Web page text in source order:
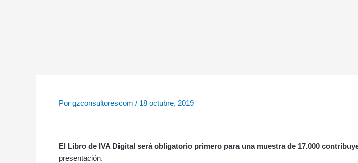
Por gzconsultorescom / 18 octubre, 2019
El Libro de IVA Digital será obligatorio primero para una muestra de 17.000
presentación.